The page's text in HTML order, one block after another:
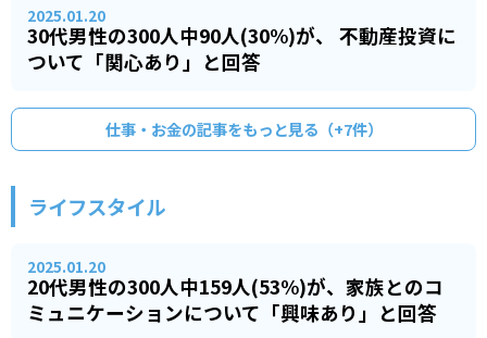
2025.01.20
30代男性の300人中90人(30%)が、 不動産投資に
ついて「関心あり」と回答
仕事・お金の記事をもっと見る（+7件）
ライフスタイル
2025.01.20
20代男性の300人中159人(53%)が、家族とのコ
ミュニケーションについて「興味あり」と回答